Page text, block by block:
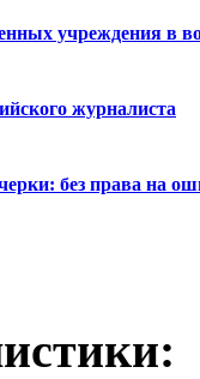
учреждения в
журналиста
без права на